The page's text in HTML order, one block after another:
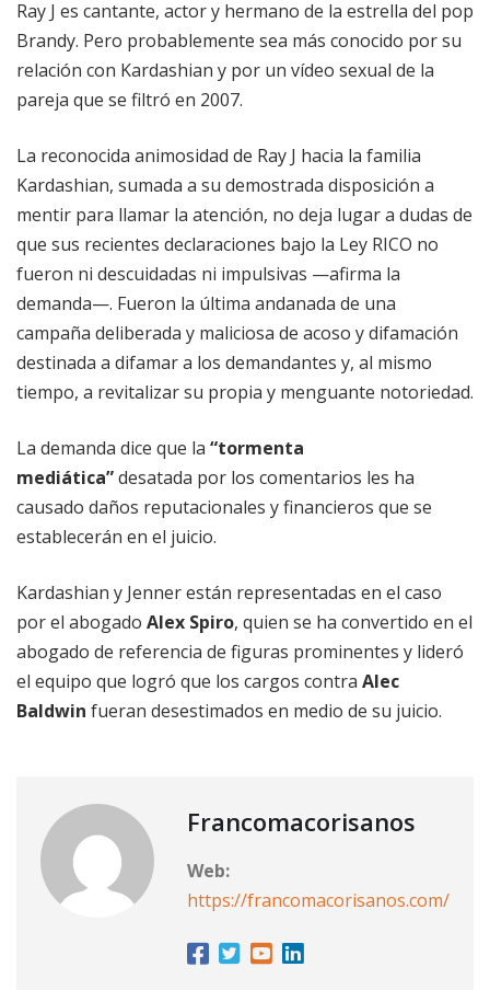
Ray J es cantante, actor y hermano de la estrella del pop
Brandy. Pero probablemente sea más conocido por su
relación con Kardashian y por un vídeo sexual de la
pareja que se filtró en 2007.
La reconocida animosidad de Ray J hacia la familia
Kardashian, sumada a su demostrada disposición a
mentir para llamar la atención, no deja lugar a dudas de
que sus recientes declaraciones bajo la Ley RICO no
fueron ni descuidadas ni impulsivas —afirma la
demanda—. Fueron la última andanada de una
campaña deliberada y maliciosa de acoso y difamación
destinada a difamar a los demandantes y, al mismo
tiempo, a revitalizar su propia y menguante notoriedad.
La demanda dice que la “tormenta
mediática”desatada por los comentarios les ha
causado daños reputacionales y financieros que se
establecerán en el juicio.
Kardashian y Jenner están representadas en el caso
por el abogado Alex Spiro, quien se ha convertido en el
abogado de referencia de figuras prominentes y lideró
el equipo que logró que los cargos contra Alec
Baldwin fueran desestimados en medio de su juicio.
Francomacorisanos
Web:
https://francomacorisanos.com/